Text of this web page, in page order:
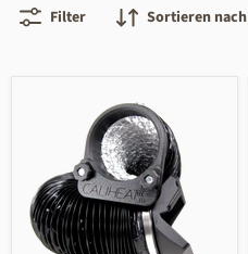
Filter Sortieren nach